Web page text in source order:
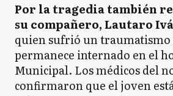
Por la tragedia también
su compañero, Lautaro
quien sufrió un traumatismo
permanece internado en el
Municipal. Los médicos del
confirmaron que el joven